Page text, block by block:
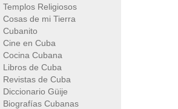
Templos Religiosos
Cosas de mi Tierra
Cubanito
Cine en Cuba
Cocina Cubana
Libros de Cuba
Revistas de Cuba
Diccionario Güije
Biografías Cubanas